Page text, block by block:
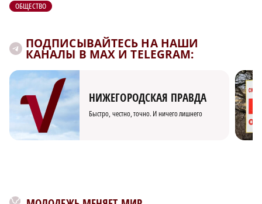
ОБЩЕСТВО
ПОДПИСЫВАЙТЕСЬ НА НАШИ
КАНАЛЫ В MAX И TELEGRAM:
НИЖЕГОРОДСКАЯ ПРАВДА
Быстро, честно, точно. И ничего лишнего